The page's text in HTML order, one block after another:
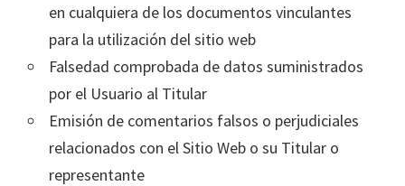
en cualquiera de los documentos vinculantes
para la utilización del sitio web
Falsedad comprobada de datos suministrados
por el Usuario al Titular
Emisión de comentarios falsos o perjudiciales
relacionados con el Sitio Web o su Titular o
representante